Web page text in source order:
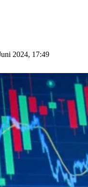
2024, 17:49